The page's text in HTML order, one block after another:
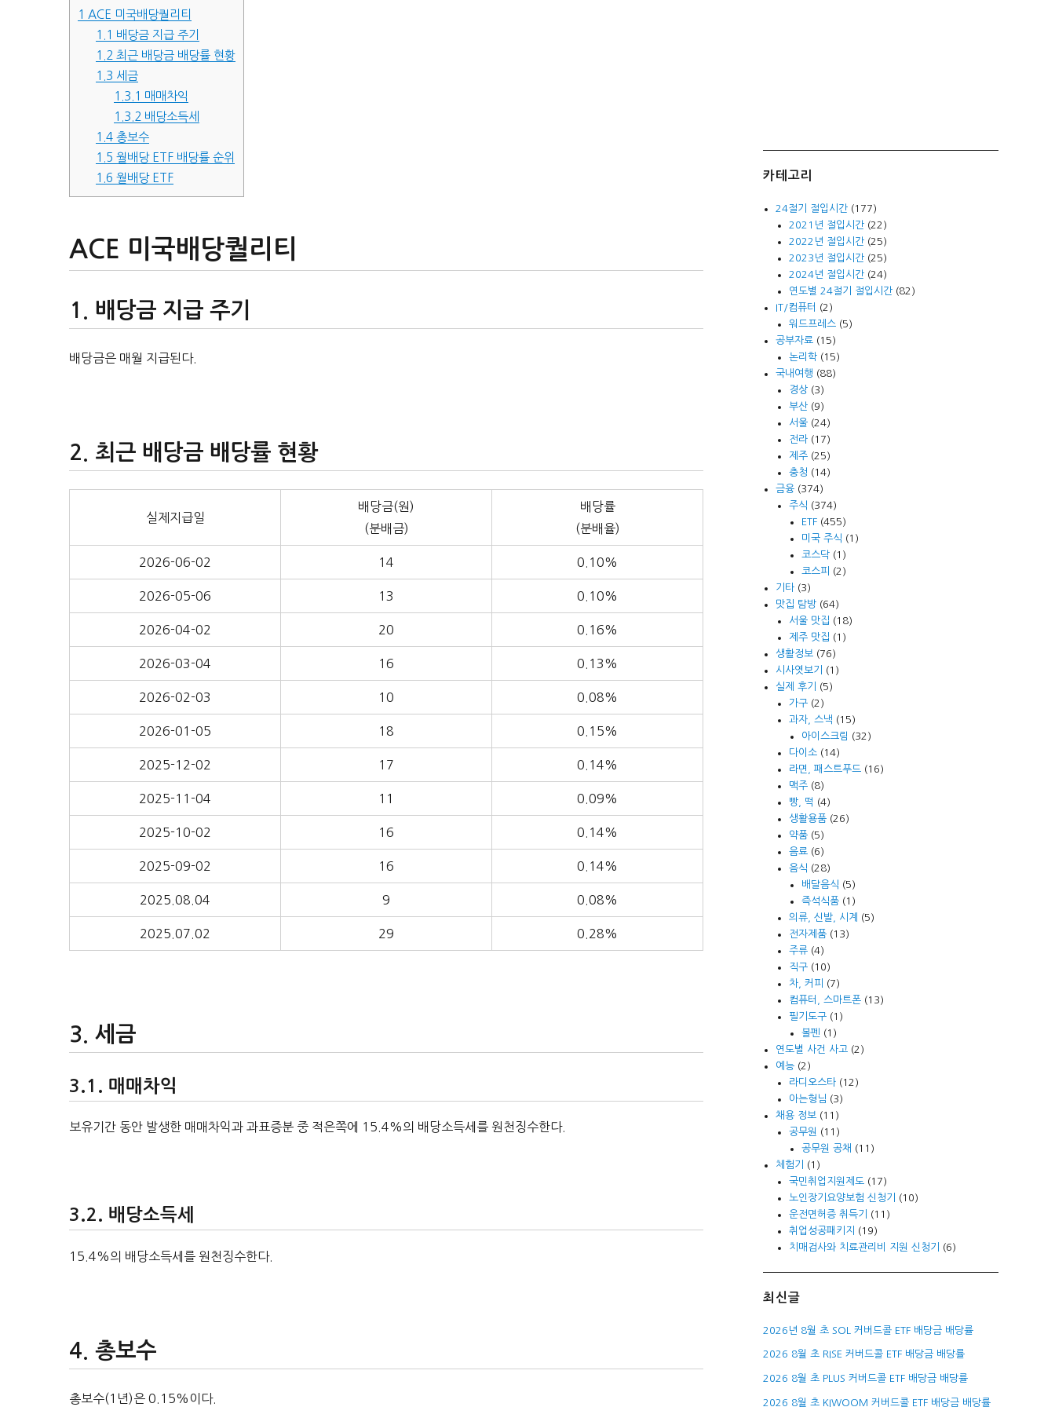
1 ACE 미국배당퀄리티
1.1 배당금 지급 주기
1.2 최근 배당금 배당률 현황
1.3 세금
1.3.1 매매차익
1.3.2 배당소득세
1.4총보수
1.5 월배당 ETF 배당률 순위
1.6 월배당 ETF
ACE 미국배당퀄리티
배당금 지급 주기
배당금은 매월 지급된다.
최근 배당금 배당률 현황
실제지급일
배당금(원)
(분배금)
배당률
(분배율)
2026-06-02 14 0.10%
2026-05-06 13 0.10%
2026-04-02 20 0.16%
2026-03-04 16 0.13%
2026-02-03 10 0.08%
2026-01-05 18 0.15%
2025-12-02 17 0.14%
2025-11-04 11 0.09%
2025-10-02 16 0.14%
2025-09-02 16 0.14%
2025.08.04 9 0.08%
2025.07.02 29 0.28%
세금
매매차익
보유기간 동안 발생한 매매차익과 과표증분 중 적은쪽에 15.4%의 배당소득세를 원천징수한다.
배당소득세
15.4%의 배당소득세를 원천징수한다.
총보수
총보수(1년)은 0.15%이다.
카테고리
24절기 절입시간 (177)
2021년 절입시간(22)
2022년 절입시간(25)
2023년 절입시간(25)
2024년 절입시간(24)
연도별 24절기 절입시간(82)
IT/컴퓨터
(2)
워드프레스(5)
공부자료 (15)
논리학(15)
국내여행 (88)
경상(3)
부산(9)
서울(24)
전라(17)
제주(25)
충청 (14)
금융 (374)
주식 (374)
ETF(455)
미국 주식 (1)
코스닥(1)
코스피
(2)
기타 (3)
맛집 탐방 (64)
서울 맛집 (18)
제주 맛집 (1)
생활정보 (76)
시사엿보기
(1)
실제 후기
(5)
가구(2)
과자, 스낵 (15)
아이스크림 (32)
다이소(14)
라면, 패스트푸드(16)
맥주(8)
빵, 떡 (4)
생활용품(26)
약품(5)
음료(6)
음식 (28)
배달음식 (5)
즉석식품(1)
의류, 신발, 시계
(5)
전자제품(13)
주류(4)
직구(10)
차, 커피
(7)
컴퓨터, 스마트폰(13)
필기도구(1)
볼펜 (1)
연도별 사건 사고 (2)
예능 (2)
라디오스타(12)
아는형님 (3)
채용 정보 (11)
공무원
(11)
공무원 공채 (11)
체험기
(1)
국민취업지원제도(17)
노인장기요양보험 신청기
(10)
운전면허증 취득기
(11)
취업성공패키지
(19)
치매검사와 치료관리비 지원 신청기
(6)
최신글
2026년 8월 초 SOL 커버드콜 ETF 배당금 배당률
2026 8월 초 RISE 커버드콜 ETF 배당금 배당률
2026 8월 초 PLUS 커버드콜 ETF 배당금 배당률
2026 8월 초 KIWOOM 커버드콜 ETF 배당금 배당률